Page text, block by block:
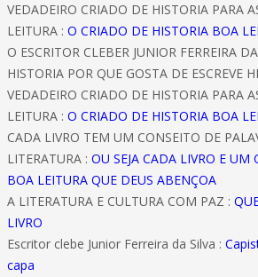
VEDADEIRO CRIADO DE HISTORIA PARA
LEITURA : O CRIADO DE HISTORIA BOA
O ESCRITOR CLEBER JUNIOR FERREIRA
HISTORIA POR QUE GOSTA DE ESCREVE
VEDADEIRO CRIADO DE HISTORIA PARA
LEITURA : O CRIADO DE HISTORIA BOA
CADA LIVRO TEM UM CONSEITO DE
LITERATURA : OU SEJA CADA LIVRO E UM
BOA LEITURA QUE DEUS ABENÇOA
A LITERATURA E CULTURA COM PAZ :
LIVRO
Escritor clebe Junior Ferreira da Silva :
capa